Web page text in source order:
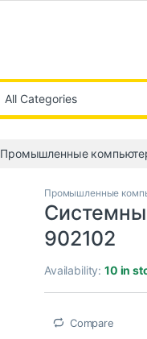
Промышленные
Промышленные
902102
Availability:10 in
Compare